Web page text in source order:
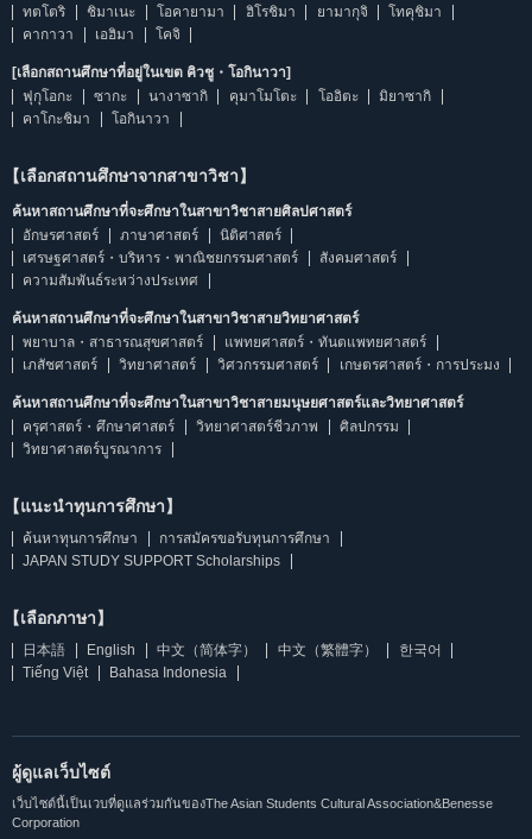
ทตโตริ
ชิมาเนะ โอคายามา ฮิโรชิมา ยามากุจิ
โทคุชิมา
คากาวา
เอฮิมา โคจิ
[เลือกสถานศึกษาที่อยู่ในเขต คิวชู・โอกินาวา]
ฟุกุโอกะ
ซากะ นางาซากิ คุมาโมโตะ โออิตะ
มิยาซากิ
คาโกะชิมา
โอกินาวา
【เลือกสถานศึกษาจากสาขาวิชา】
ค้นหาสถานศึกษาที่จะศึกษาในสาขาวิชาสายศิลปศาสตร์
อักษรศาสตร์
ภาษาศาสตร์
นิติศาสตร์
เศรษฐศาสตร์・บริหาร・พาณิชยกรรมศาสตร์
สังคมศาสตร์
ความสัมพันธ์ระหว่างประเทศ
ค้นหาสถานศึกษาที่จะศึกษาในสาขาวิชาสายวิทยาศาสตร์
พยาบาล・สาธารณสุขศาสตร์
แพทยศาสตร์・ทันตแพทยศาสตร์
เภสัชศาสตร์
วิทยาศาสตร์ วิศวกรรมศาสตร์ เกษตรศาสตร์・การประมง
ค้นหาสถานศึกษาที่จะศึกษาในสาขาวิชาสายมนุษยศาสตร์และวิทยาศาสตร์
ครุศาสตร์・ศึกษาศาสตร์
วิทยาศาสตร์ชีวภาพ
ศิลปกรรม
วิทยาศาสตร์บูรณาการ
【แนะนำทุนการศึกษา】
ค้นหาทุนการศึกษา
การสมัครขอรับทุนการศึกษา
JAPAN STUDY SUPPORT Scholarships
【เลือกภาษา】
日本語 English 中文（简体字） 中文（繁體字）
한국어
Tiếng Việt
Bahasa Indonesia
ผู้ดูแลเว็บไซต์
เว็บไซต์นี้เป็นเวบที่ดูแลร่วมกันของThe Asian Students Cultural Association&Benesse
Corporation